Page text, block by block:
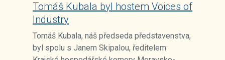
Tomáš Kubala byl hostem Voices of
Industry
Tomáš Kubala, náš předseda představenstva,
byl spolu s Janem Skipalou, ředitelem